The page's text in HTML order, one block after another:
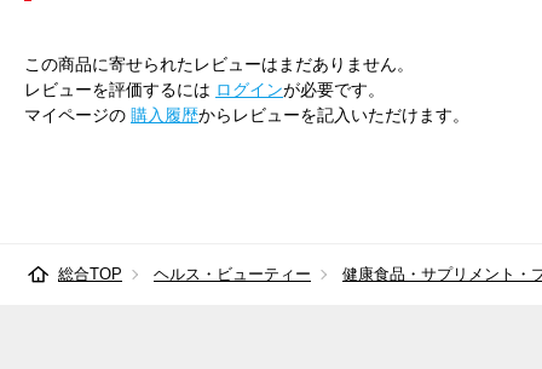
この商品に寄せられたレビューはまだありません。
レビューを評価するには ログインが必要です。
マイページの 購入履歴からレビューを記入いただけます。
総合TOP ヘルス・ビューティー 健康食品・サプリメント・